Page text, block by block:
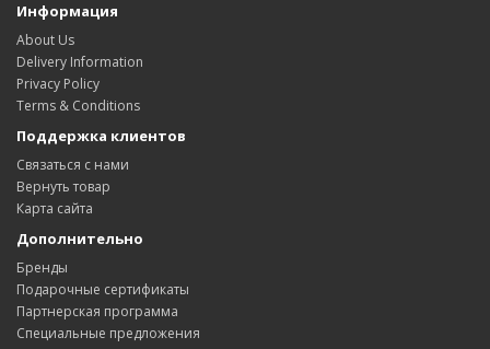
Информация
About Us
Delivery Information
Privacy Policy
Terms & Conditions
Поддержка клиентов
Связаться с нами
Вернуть товар
Карта сайта
Дополнительно
Бренды
Подарочные сертификаты
Партнерская программа
Специальные предложения